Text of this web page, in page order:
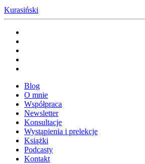
Kurasiński
Blog
O mnie
Współpraca
Newsletter
Konsultacje
Wystąpienia i prelekcje
Książki
Podcasty
Kontakt